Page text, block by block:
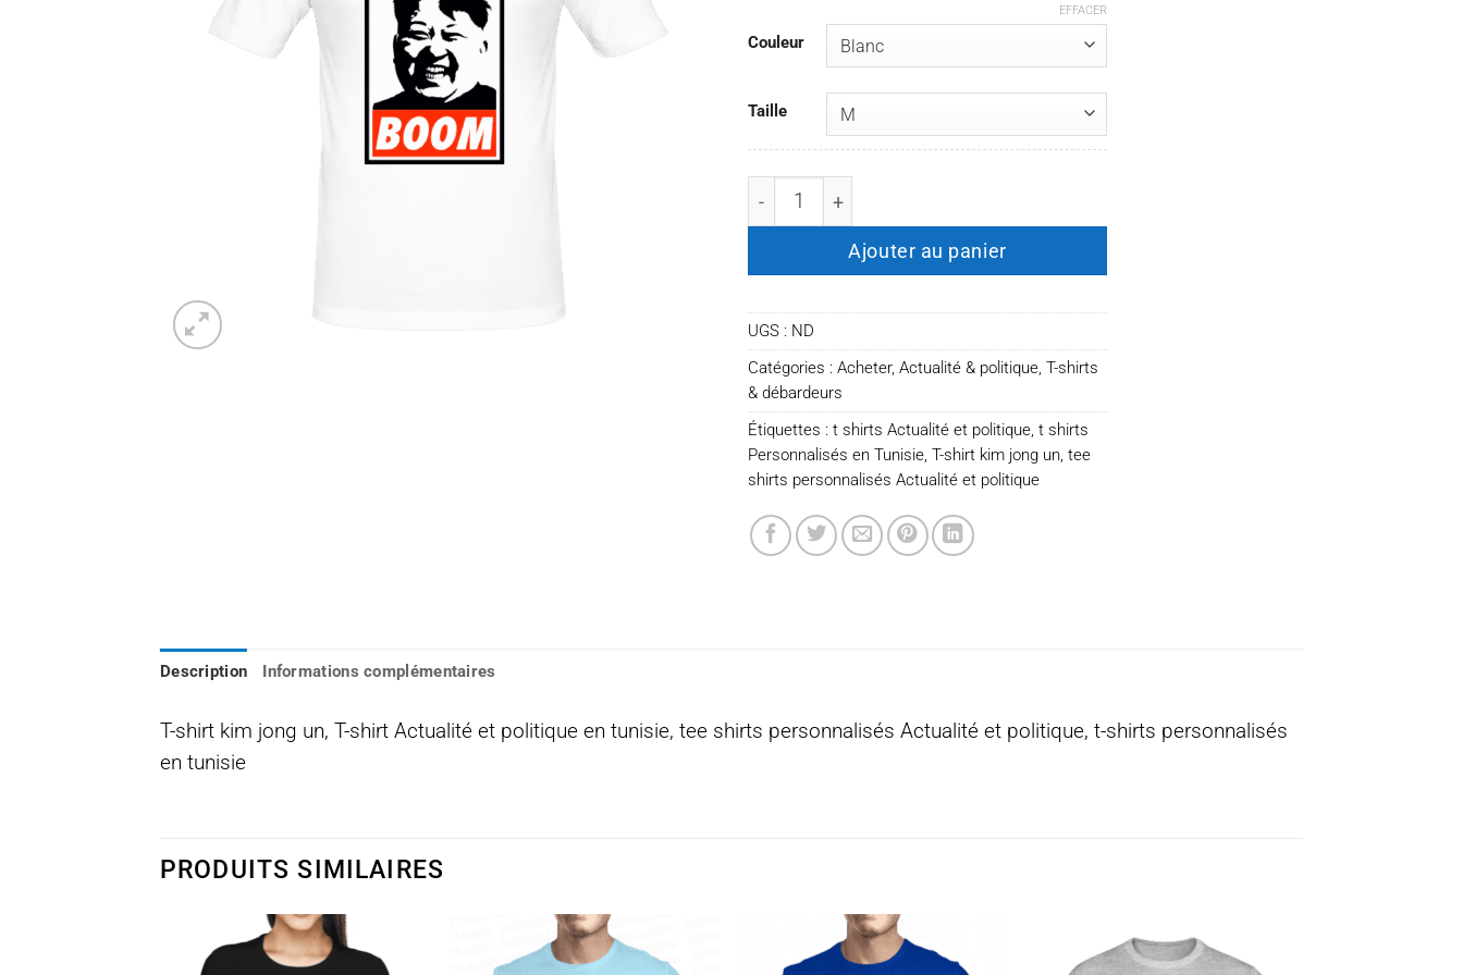
Couleur
Taille
EFFACER
quantité de T-shirt kim jong un
Ajouter au panier
UGS : ND
Catégories : Acheter, Actualité & politique, T-shirts
& débardeurs
Étiquettes : t shirts Actualité et politique, t shirts
Personnalisés en Tunisie, T-shirt kim jong un, tee
shirts personnalisés Actualité et politique
Description Informations complémentaires
T-shirt kim jong un, T-shirt Actualité et politique en tunisie, tee shirts personnalisés Actualité et politique, t-shirts personnalisés
en tunisie
PRODUITS SIMILAIRES